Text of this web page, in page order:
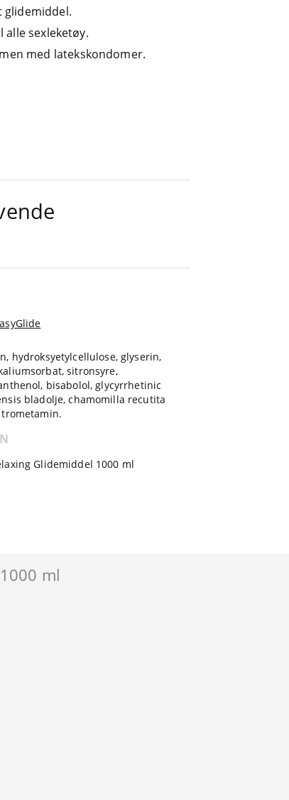
glidemiddel.
alle sexleketøy.
med latekskondomer.
hydroksyetylcellulose, glyserin,
sitronsyre,
bisabolol, glycyrrhetinic
bladolje, chamomilla recutita
Glidemiddel 1000 ml
ml